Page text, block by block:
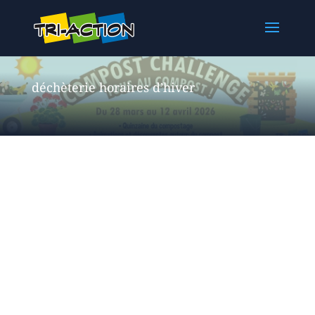
déchèterie horaires d’hiver